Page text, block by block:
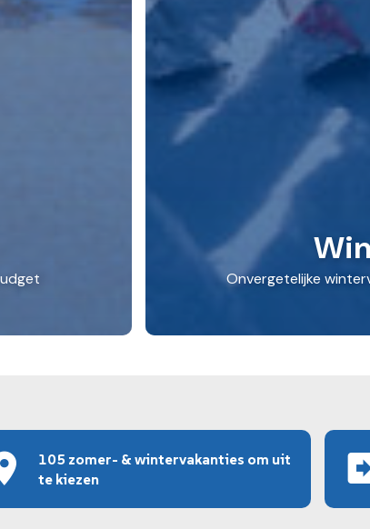
Onvergetelijke
105 zomer- & wintervakanties om uit
te kiezen